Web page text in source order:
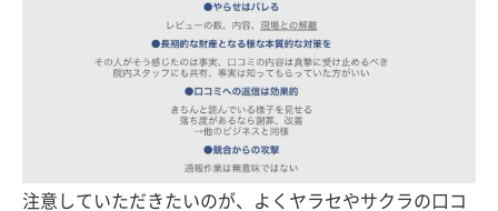
注意していただきたいのが、よくヤラセやサクラの口コ